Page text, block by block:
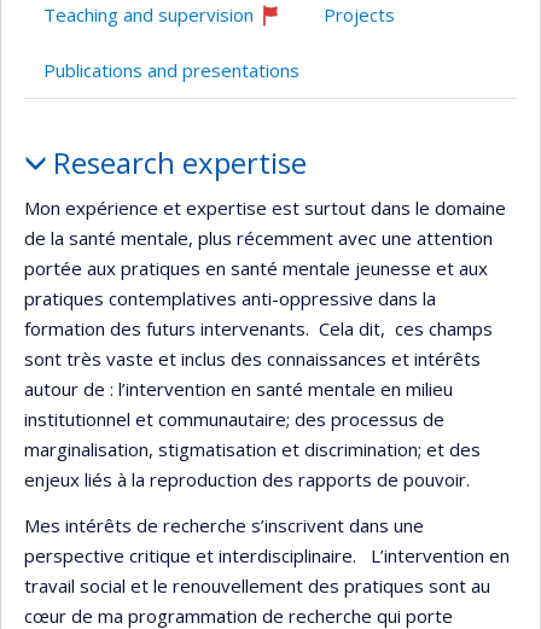
Teaching and supervision
recruiting
Projects
Publications and presentations
Research expertise
Mon expérience et expertise est surtout dans le domaine
de la santé mentale, plus récemment avec une attention
portée aux pratiques en santé mentale jeunesse et aux
pratiques contemplatives anti-oppressive dans la
formation des futurs intervenants. Cela dit, ces champs
sont très vaste et inclus des connaissances et intérêts
autour de : l’intervention en santé mentale en milieu
institutionnel et communautaire; des processus de
marginalisation, stigmatisation et discrimination; et des
enjeux liés à la reproduction des rapports de pouvoir.
Mes intérêts de recherche s’inscrivent dans une
perspective critique et interdisciplinaire. L’intervention en
travail social et le renouvellement des pratiques sont au
cœur de ma programmation de recherche qui porte